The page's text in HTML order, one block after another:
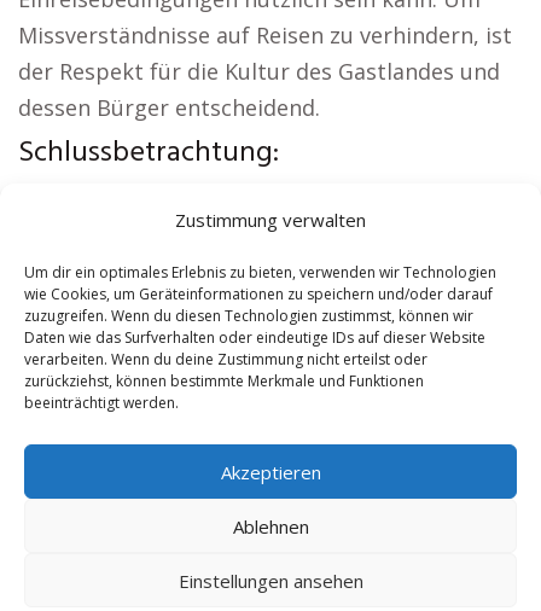
Zustimmung verwalten
Um dir ein optimales Erlebnis zu bieten, verwenden wir Technologien
wie Cookies, um Geräteinformationen zu speichern und/oder darauf
zuzugreifen. Wenn du diesen Technologien zustimmst, können wir
Daten wie das Surfverhalten oder eindeutige IDs auf dieser Website
verarbeiten. Wenn du deine Zustimmung nicht erteilst oder
zurückziehst, können bestimmte Merkmale und Funktionen
beeinträchtigt werden.
Akzeptieren
Ablehnen
Einstellungen ansehen
Missverständnisse auf Reisen zu verhindern, ist
der Respekt für die Kultur des Gastlandes und
dessen Bürger entscheidend.
Schlussbetrachtung:
Kirche Torgelow|Autovermietung Torgelow
Versicherung Torgelow|Hauskauf Torgelow|
Hundeschule Torgelow
Contents [show]
No tags for this post.
Copyright 2024-2025 by de-reisebuero.de |